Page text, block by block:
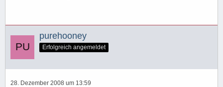
purehooney
Erfolgreich angemeldet
28. Dezember 2008 um 13:59